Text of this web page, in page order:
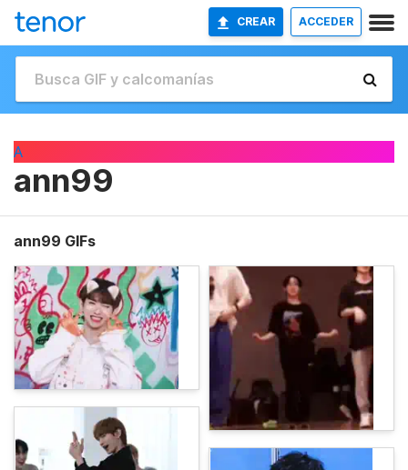
CREAR ACCEDER
A
ann99
ann99 GIFs